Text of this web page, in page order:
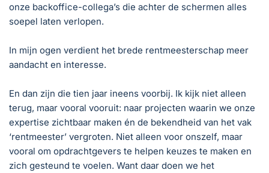
onze backoffice-collega’s die achter de schermen alles
soepel laten verlopen.
In mijn ogen verdient het brede rentmeesterschap meer
aandacht en interesse.
En dan zijn die tien jaar ineens voorbij. Ik kijk niet alleen
terug, maar vooral vooruit: naar projecten waarin we onze
expertise zichtbaar maken én de bekendheid van het vak
‘rentmeester’ vergroten. Niet alleen voor onszelf, maar
vooral om opdrachtgevers te helpen keuzes te maken en
zich gesteund te voelen. Want daar doen we het